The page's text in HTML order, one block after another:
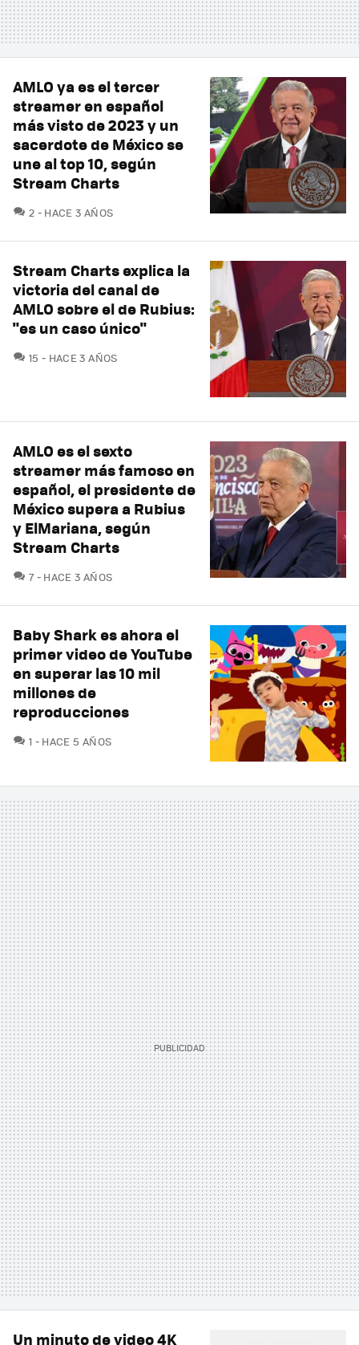
AMLO ya es el tercer
streamer en español
más visto de 2023 y un
sacerdote de México se
une al top 10, según
Stream Charts
2 COMENTARIOS
HACE 3 AÑOS
Stream Charts explica la
victoria del canal de
AMLO sobre el de Rubius:
"es un caso único"
15 COMENTARIOS
HACE 3 AÑOS
AMLO es el sexto
streamer más famoso en
español, el presidente de
México supera a Rubius
y ElMariana, según
Stream Charts
7COMENTARIOS
HACE 3 AÑOS
Baby Shark es ahora el
primer video de YouTube
en superar las 10 mil
millones de
reproducciones
1 COMENTARIOS
HACE 5 AÑOS
Un minuto de video 4K